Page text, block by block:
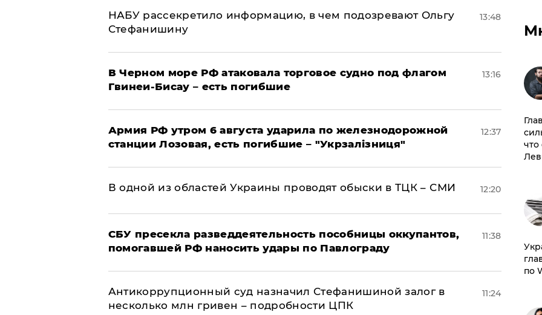
НАБУ рассекретило информацию, в чем подозревают Ольгу
Стефанишину
13:48
В Черном море РФ атаковала торговое судно под флагом
Гвинеи-Бисау – есть погибшие
13:16
Армия РФ утром 6 августа ударила по железнодорожной
станции Лозовая, есть погибшие – "Укрзалізниця"
12:37
В одной из областей Украины проводят обыски в ТЦК – СМИ 12:20
СБУ пресекла разведдеятельность пособницы оккупантов,
помогавшей РФ наносить удары по Павлограду
11:38
Антикоррупционный суд назначил Стефанишиной залог в
несколько млн гривен – подробности ЦПК
11:24
что
по